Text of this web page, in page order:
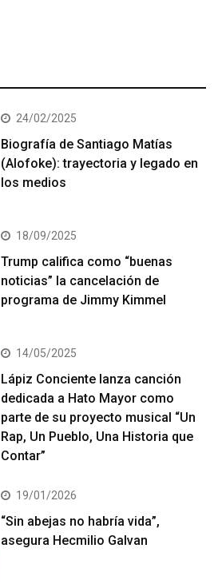
24/02/2025
Biografía de Santiago Matías
(Alofoke): trayectoria y legado en
los medios
18/09/2025
Trump califica como “buenas
noticias” la cancelación de
programa de Jimmy Kimmel
14/05/2025
Lápiz Conciente lanza canción
dedicada a Hato Mayor como
parte de su proyecto musical “Un
Rap, Un Pueblo, Una Historia que
Contar”
19/01/2026
“Sin abejas no habría vida”,
asegura Hecmilio Galvan